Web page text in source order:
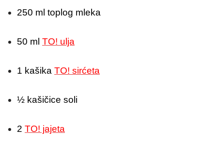
250 ml toplog mleka
50 ml TO! ulja
1 kašika TO! sirćeta
½ kašičice soli
2 TO! jajeta